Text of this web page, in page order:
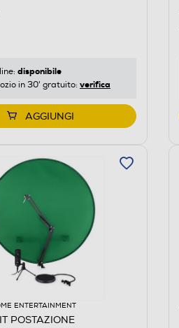
disponibile
in 30' gratuito: verifica
AGGIUNGI
ENTERTAINMENT
POSTAZIONE